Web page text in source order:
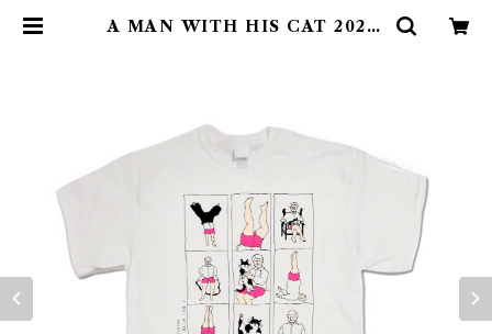
A MAN WITH HIS CAT 2020/